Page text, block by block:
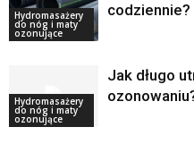
Hydromasażery
do nóg i maty
ozonujące
codziennie?
Hydromasażery
do nóg i maty
ozonujące
Jak długo